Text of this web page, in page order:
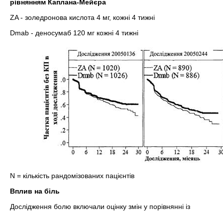
рівнянням Каплана-Мейєра
ZA - золедронова кислота 4 мг, кожні 4 тижні
Dmab - деносумаб 120 мг кожні 4 тижні
N = кількість рандомізованих пацієнтів
Вплив на біль
Дослідження болю включали оцінку змін у порівнянні із